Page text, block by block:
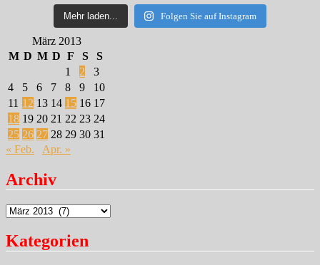
Mehr laden... Folgen Sie auf Instagram
März 2013
M D M D F S
S
1
2
3
4
5 6 7 8 9
10
11 12 13 14 15 16 17
18 19 20 21 22 23 24
25 26 27 28 29 30 31
« Feb.
Apr. »
Archiv
Archiv
Kategorien